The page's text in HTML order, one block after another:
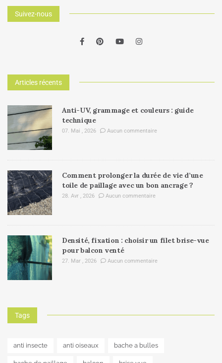
Suivez-nous
Articles récents
Anti-UV, grammage et couleurs : guide
technique
07. Mai , 2026 Aucun commentaire
Comment prolonger la durée de vie d’une
toile de paillage avec un bon ancrage ?
28. Avr , 2026 Aucun commentaire
Densité, fixation : choisir un filet brise-vue
pour balcon venté
27. Mar , 2026 Aucun commentaire
Tags
anti insecte anti oiseaux bache a bulles